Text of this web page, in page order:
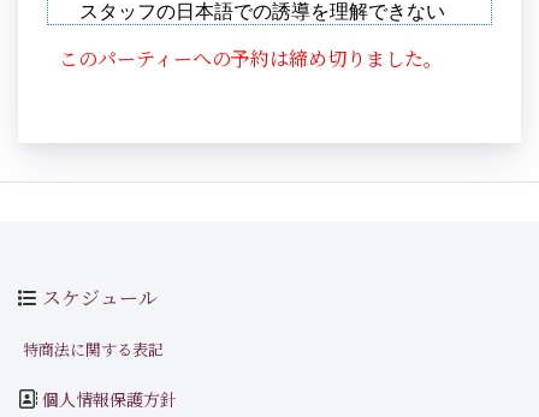
このパーティーへの予約は締め切りました。
スケジュール
特商法に関する表記
個人情報保護方針